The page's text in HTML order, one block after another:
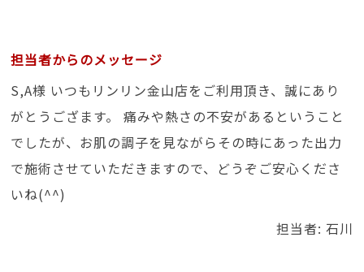
担当者からのメッセージ
S,A様 いつもリンリン金山店をご利用頂き、誠にあり
がとうござます。 痛みや熱さの不安があるということ
でしたが、お肌の調子を見ながらその時にあった出力
で施術させていただきますので、どうぞご安心くださ
いね(^^)
担当者: 石川